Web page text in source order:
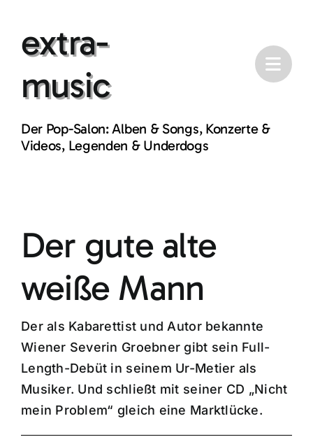
contentextra-
music
Der Pop-Salon: Alben & Songs, Konzerte &
Videos, Legenden & Underdogs
Der gute alte
weiße Mann
Der als Kabarettist und Autor bekannte
Wiener Severin Groebner gibt sein Full-
Length-Debüt in seinem Ur-Metier als
Musiker. Und schließt mit seiner CD „Nicht
mein Problem“ gleich eine Marktlücke.